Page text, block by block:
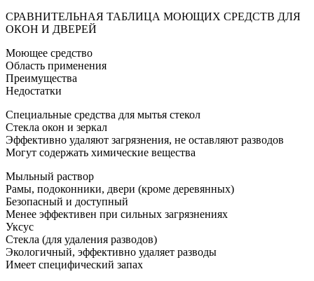
СРАВНИТЕЛЬНАЯ ТАБЛИЦА МОЮЩИХ СРЕДСТВ ДЛЯ
ОКОН И ДВЕРЕЙ
Моющее средство
Область применения
Преимущества
Недостатки
Специальные средства для мытья стекол
Стекла окон и зеркал
Эффективно удаляют загрязнения, не оставляют разводов
Могут содержать химические вещества
Мыльный раствор
Рамы, подоконники, двери (кроме деревянных)
Безопасный и доступный
Менее эффективен при сильных загрязнениях
Уксус
Стекла (для удаления разводов)
Экологичный, эффективно удаляет разводы
Имеет специфический запах